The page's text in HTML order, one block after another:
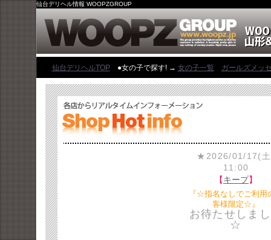
仙台デリヘル情報 WOOPZGROUP
仙台デリヘルTOP●女の子で探す! → 女の子一覧 ガールズメッ
★2026/01/17(
11:00
【キープ】
『☆指名なしでご利用
客様限定☆』
お待たせしま
☆